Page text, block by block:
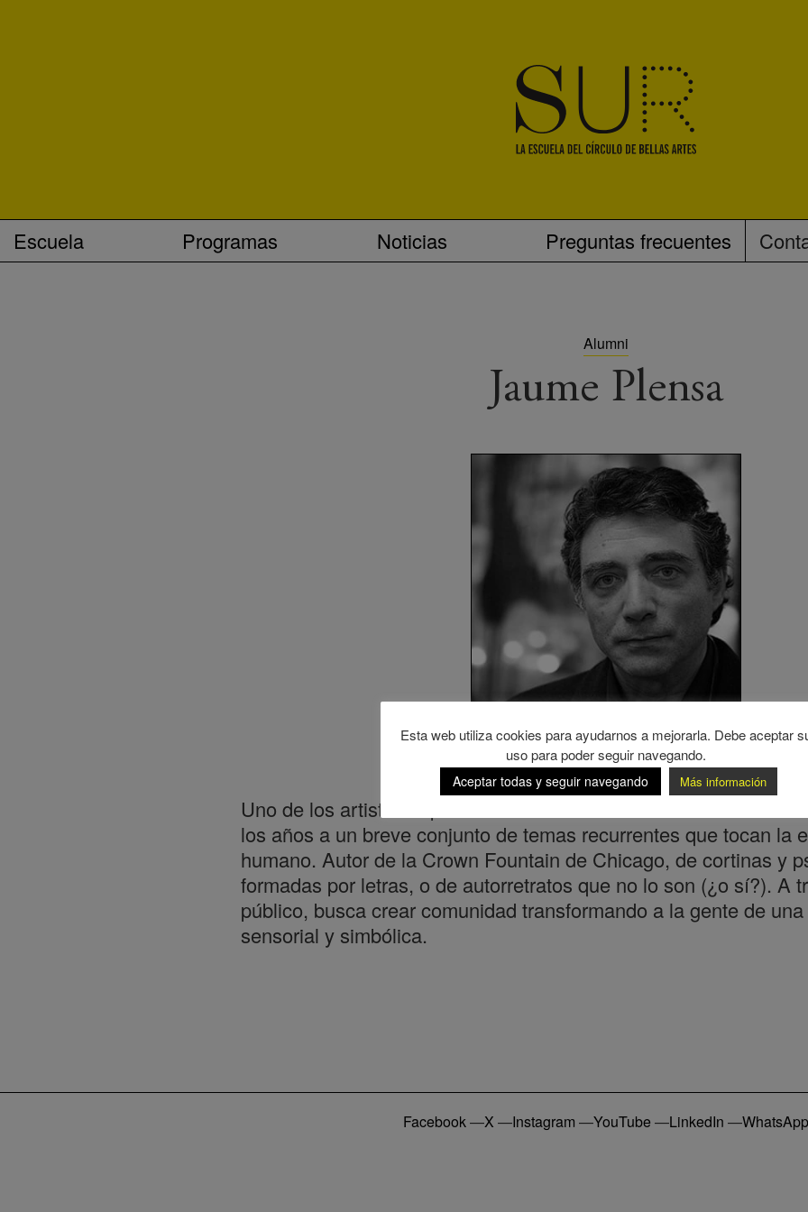
Escuela Programas Noticias Preguntas frecuentes
Alumni
Jaume Plensa
Uno de los artistas españoles más internacionales. En su obra
los años a un breve conjunto de temas recurrentes que tocan la
humano. Autor de la Crown Fountain de Chicago, de cortinas y
formadas por letras, o de autorretratos que no lo son (¿o sí?). A
público, busca crear comunidad transformando a la gente de
sensorial y simbólica.
Facebook—X —Instagram —YouTube —LinkedIn —WhatsApp
Esta web utiliza cookies para ayudarnos a mejorarla. Debe aceptar
uso para poder seguir navegando.
Aceptar todas y seguir navegando Más información